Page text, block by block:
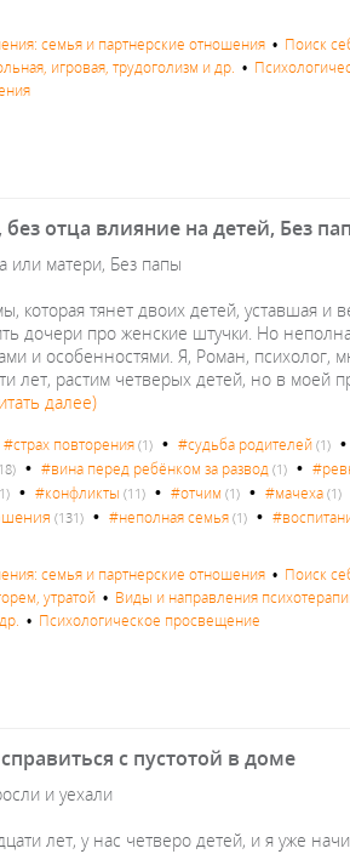
семья и партнерские отношения • Поиск
игровая, трудоголизм и др. •
отца влияние на детей, Без
или матери, Без папы
которая тянет двоих детей, уставшая и
дочери про женские штучки. Но
и особенностями. Я, Роман, психолог,
растим четверых детей, но в моей
далее)
#страх повторения (1) •#судьба родителей (1)
•#вина перед ребёнком за развод (1) •
•#конфликты (11) •#отчим (1) •#мачеха (1)
(131) •#неполная семья (1) •
семья и партнерские отношения • Поиск
утратой • Виды и направления
• Психологическое просвещение
с пустотой в доме
и уехали
лет, у нас четверо детей, и я уже